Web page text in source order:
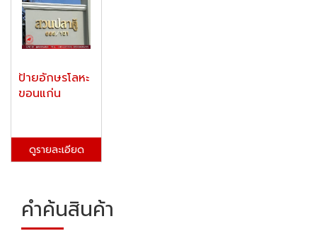
ป้ายอักษรโลหะ
ขอนแก่น
ดูรายละเอียด
คำค้นสินค้า